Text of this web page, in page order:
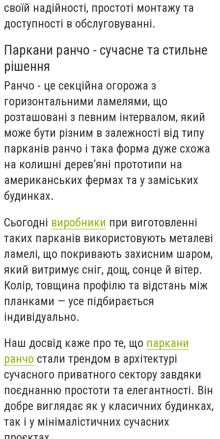
своїй надійності, простоті монтажу та
доступності в обслуговуванні.
Паркани ранчо - сучасне та стильне
рішення
Ранчо - це секційна огорожа з
горизонтальними ламелями, що
розташовані з певним інтервалом, який
може бути різним в залежності від типу
парканів ранчо і така форма дуже схожа
на колишні дерев’яні прототипи на
американських фермах та у заміських
будинках.
Сьогодні виробники при виготовленні
таких парканів використовують металеві
ламелі, що покривають захисним шаром,
який витримує сніг, дощ, сонце й вітер.
Колір, товщина профілю та відстань між
планками — усе підбирається
індивідуально.
Наш досвід каже про те, що паркани
ранчо стали трендом в архітектурі
сучасного приватного сектору завдяки
поєднанню простоти та елегантності. Він
добре виглядає як у класичних будинках,
так і у мінімалістичних сучасних